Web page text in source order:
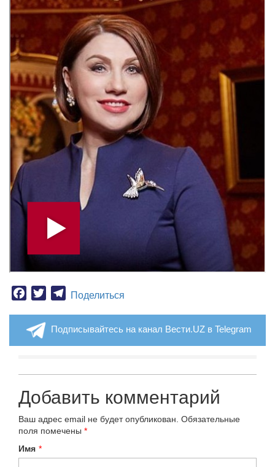
Facebook
TwitterTelegram
Поделиться
Подписывайтесь на канал Вести.UZ в Telegram
Добавить комментарий
Ваш адрес email не будет опубликован. Обязательные
поля помечены *
Имя *